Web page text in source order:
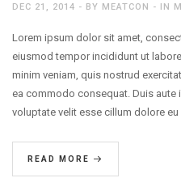
DEC 21, 2014 BY MEATCON IN
Lorem ipsum dolor sit amet,
eiusmod tempor incididunt ut
minim veniam, quis nostrud
ea commodo consequat. Duis aute
voluptate velit esse cillum dolore
READ MORE